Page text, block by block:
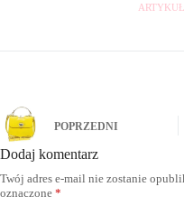
POPRZEDNI
Dodaj komentarz
Twój adres e-mail nie zostanie
oznaczone *